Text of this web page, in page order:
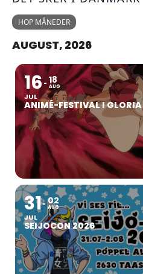
HOP MÅNEDER
AUGUST, 2026
16
JUL
18
AUG
ANIMÉ-FESTIVAL I GLORIA
31
JUL
02
AUG
SEIJOCON 2026